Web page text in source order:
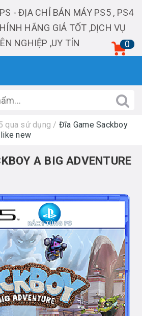
0
qua sử dụng / Đĩa Game Sackboy
new
A BIG ADVENTURE